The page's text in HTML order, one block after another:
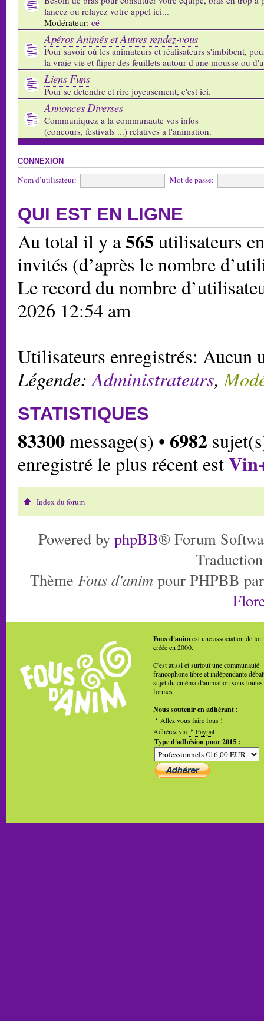
lancez ou relayez votre appel ici...
Modérateur: cé
Apéros Animés et Autres rendez-vous
Pour savoir où les animateurs et réalisateurs s'imbibent,
la vraie vie et fliper des feuillets autour d'une mousse ou
Liens Funs
Pour se detendre et rire joyeusement, c'est ici.
Annonces Diverses
Communiquez a la communaute vos infos
(concours, festivals ...) relatives a l'animation.
CONNEXION
Nom d’utilisateur: Mot de passe:
QUI EST EN LIGNE
Au total il y a565 utilisateurs
invités (d’après le nombre
Le record du nombre
2026 12:54 am
Utilisateurs enregistrés: Aucun
Légende:Administrateurs,
STATISTIQUES
83300message(s) • 6982
enregistré le plus récent est
Index du forum
Powered by phpBB® Forum
Thème Fous d'anim pour PHPBB
Fous d'animest une association de loi
créée en 2000.
C'est aussi et surtout une communauté
francophone libre et indépendante
sujet du cinéma d'animation sous toutes
formes
Nous soutenir en adhérant :
Allez vous faire fous !
Adhérez via
Paypal :
Type d'adhésion pour 2015 :